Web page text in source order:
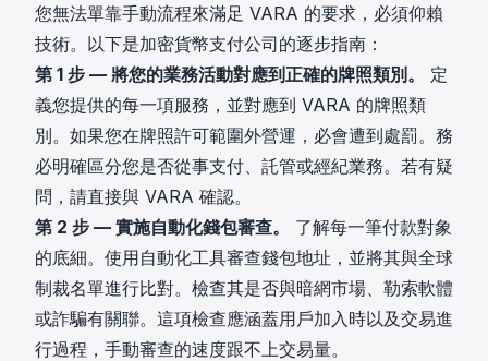
您無法單靠手動流程來滿足 VARA 的要求，必須仰賴
技術。以下是加密貨幣支付公司的逐步指南：
第 1 步 — 將您的業務活動對應到正確的牌照類別。
定
義您提供的每一項服務，並對應到 VARA 的牌照類
別。如果您在牌照許可範圍外營運，必會遭到處罰。務
必明確區分您是否從事支付、託管或經紀業務。若有疑
問，請直接與 VARA 確認。
第 2 步 — 實施自動化錢包審查。
了解每一筆付款對象
的底細。使用自動化工具審查錢包地址，並將其與全球
制裁名單進行比對。檢查其是否與暗網市場、勒索軟體
或詐騙有關聯。這項檢查應涵蓋用戶加入時以及交易進
行過程，手動審查的速度跟不上交易量。